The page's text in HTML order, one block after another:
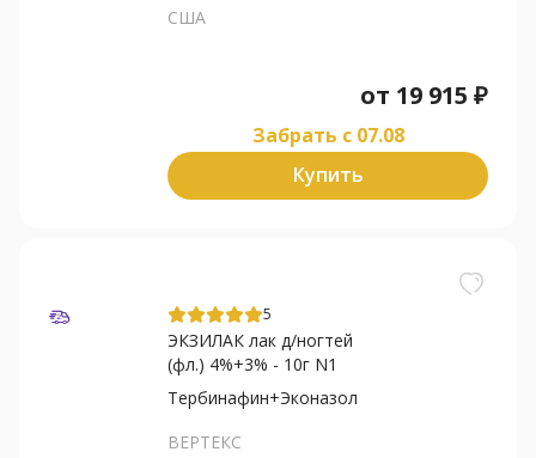
США
от 19 915 ₽
Забрать c 07.08
Купить
5
ЭКЗИЛАК лак д/ногтей
(фл.) 4%+3% - 10г N1
Тербинафин+Эконазол
ВЕРТЕКС